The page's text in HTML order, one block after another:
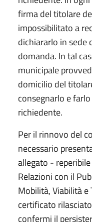
firma del titolare
impossibilitato a
dichiararlo in sede
domanda. In tal
municipale
domicilio del
consegnarlo e
richiedente.
Per il rinnovo del
necessario
allegato -
Relazioni con il
Mobilità, Viabilità e
certificato
confermi il